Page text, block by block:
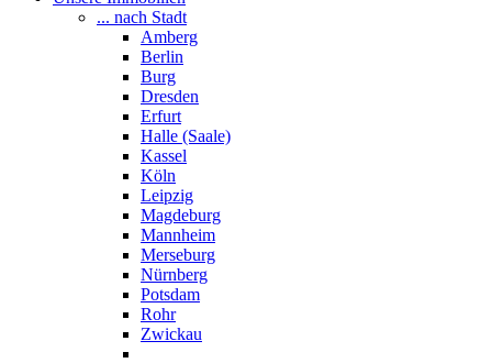
... nach Stadt
Amberg
Berlin
Burg
Dresden
Erfurt
Halle (Saale)
Kassel
Köln
Leipzig
Magdeburg
Mannheim
Merseburg
Nürnberg
Potsdam
Rohr
Zwickau